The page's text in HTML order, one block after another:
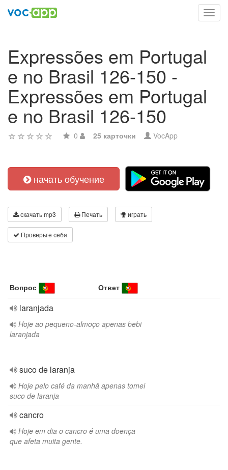
Expressões em Portugal
e no Brasil 126-150 -
Expressões em Portugal
e no Brasil 126-150
0 25 карточки VocApp
начать обучение
скачать mp3 Печать играть
Проверьте себя
Вопрос Ответ
laranjada
Hoje ao pequeno-almoço apenas bebi
laranjada
suco de laranja
Hoje pelo café da manhã apenas tomei
suco de laranja
cancro
Hoje em dia o cancro é uma doença
que afeta muita gente.